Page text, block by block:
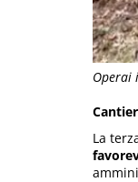
Operai
La